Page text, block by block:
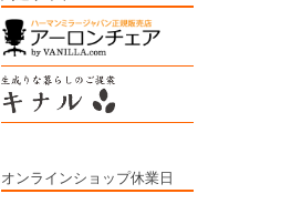
オンラインショップ休業日